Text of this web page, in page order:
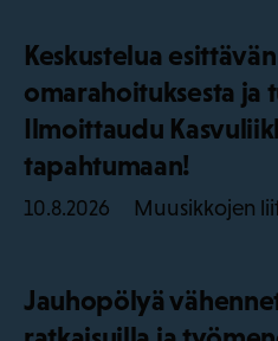
Keskustelua
omarahoituksesta ja
Ilmoittaudu
tapahtumaan!
10.8.2026 Muusikkojen
Jauhopölyä